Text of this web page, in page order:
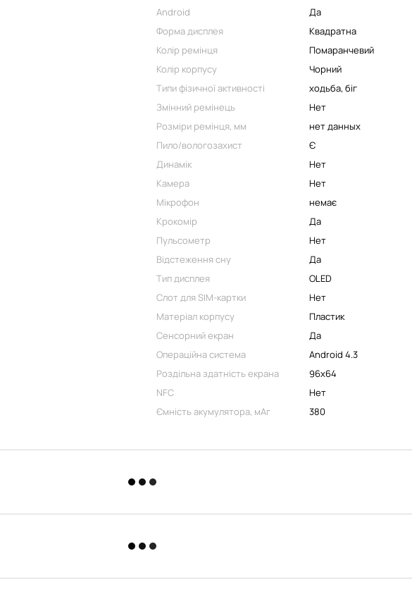
Android
Да
Форма дисплея
Квадратна
Колір ремінця
Помаранчевий
Колір корпусу
Чорний
Типи фізичної активності
ходьба, біг
Змінний ремінець
Нет
Розміри ремінця, мм
нет данных
Пило/вологозахист
Є
Динамік
Нет
Камера
Нет
Мікрофон
немає
Крокомір
Да
Пульсометр
Нет
Відстеження сну
Да
Тип дисплея
OLED
Слот для SIM-картки
Нет
Матеріал корпусу
Пластик
Сенсорний екран
Да
Операційна система
Android 4.3
Роздільна здатність екрана
96x64
NFC
Нет
Ємність акумулятора, мАг
380